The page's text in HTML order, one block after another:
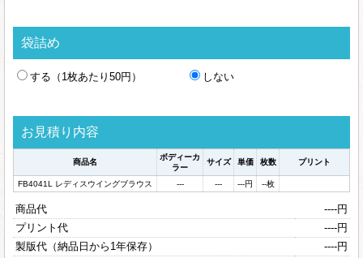
袋詰め
する（1枚あたり50円） しない
お見積り内容
商品名
ボディーカ
ラー
サイズ 単価 枚数 プリント
FB4041L レディスウイングブラウス --- --- ---円 --枚
商品代 ----円
プリント代
----円
製版代（納品日から1年保存）
----円